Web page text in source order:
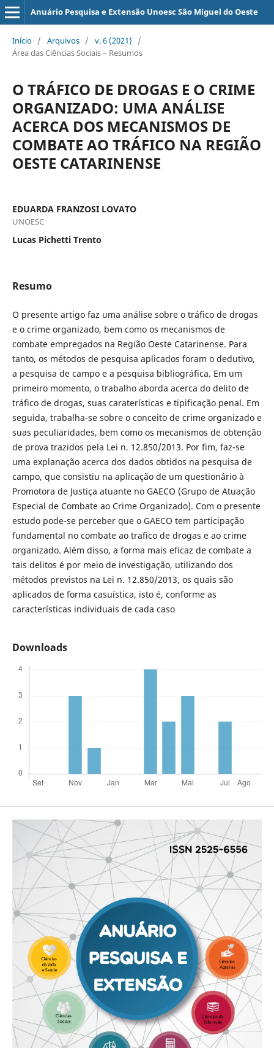
Anuário Pesquisa e Extensão Unoesc São Miguel do Oeste
Início / Arquivos / v. 6 (2021)
/
Área das Ciências Sociais – Resumos
O TRÁFICO DE DROGAS E O CRIME
ORGANIZADO: UMA ANÁLISE
ACERCA DOS MECANISMOS DE
COMBATE AO TRÁFICO NA REGIÃO
OESTE CATARINENSE
EDUARDA FRANZOSI LOVATO
UNOESC
Lucas Pichetti Trento
Resumo
O presente artigo faz uma análise sobre o tráfico de drogas
e o crime organizado, bem como os mecanismos de
combate empregados na Região Oeste Catarinense. Para
tanto, os métodos de pesquisa aplicados foram o dedutivo,
a pesquisa de campo e a pesquisa bibliográfica. Em um
primeiro momento, o trabalho aborda acerca do delito de
tráfico de drogas, suas caraterísticas e tipificação penal. Em
seguida, trabalha-se sobre o conceito de crime organizado e
suas peculiaridades, bem como os mecanismos de obtenção
de prova trazidos pela Lei n. 12.850/2013. Por fim, faz-se
uma explanação acerca dos dados obtidos na pesquisa de
campo, que consistiu na aplicação de um questionário à
Promotora de Justiça atuante no GAECO (Grupo de Atuação
Especial de Combate ao Crime Organizado). Com o presente
estudo pode-se perceber que o GAECO tem participação
fundamental no combate ao trafico de drogas e ao crime
organizado. Além disso, a forma mais eficaz de combate a
tais delitos é por meio de investigação, utilizando dos
métodos previstos na Lei n. 12.850/2013, os quais são
aplicados de forma casuística, isto é, conforme as
características individuais de cada caso
Downloads